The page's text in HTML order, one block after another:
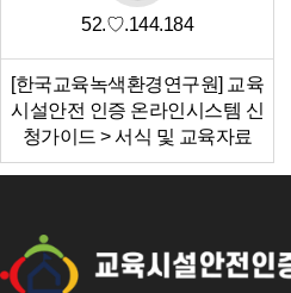
52.♡.144.184
[한국교육녹색환경연구원] 교육
시설안전 인증 온라인시스템 신
청가이드 > 서식 및 교육자료